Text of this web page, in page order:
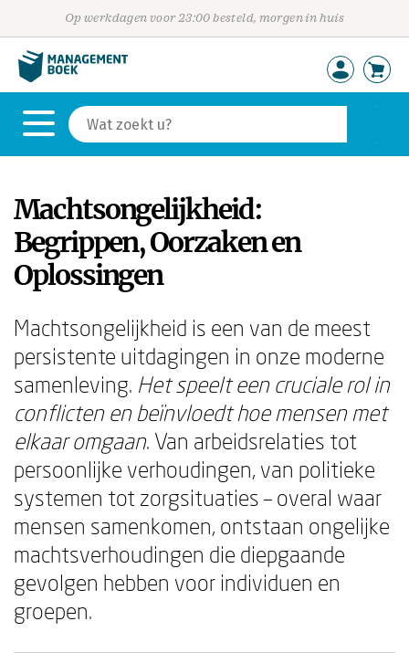
Op werkdagen voor 23:00 besteld, morgen in huis
Machtsongelijkheid:
Begrippen, Oorzaken en
Oplossingen
Machtsongelijkheid is een van de meest
persistente uitdagingen in onze moderne
samenleving. Het speelt een cruciale rol in
conflicten en beïnvloedt hoe mensen met
elkaar omgaan. Van arbeidsrelaties tot
persoonlijke verhoudingen, van politieke
systemen tot zorgsituaties – overal waar
mensen samenkomen, ontstaan ongelijke
machtsverhoudingen die diepgaande
gevolgen hebben voor individuen en
groepen.